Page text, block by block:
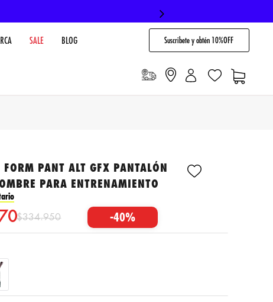
SALE BLOG Suscribete y obtén 10%OFF
PANT ALT GFX PANTALÓN
PARA ENTRENAMIENTO
$334.950 -40%